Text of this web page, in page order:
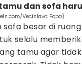
dan sofa
Vecislava Popa)
besar di
selalu
tamu agar